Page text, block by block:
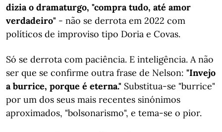
dizia o dramaturgo, "compra tudo, até amor
verdadeiro" - não se derrota em 2022 com
políticos de improviso tipo Doria e Covas.
Só se derrota com paciência. E inteligência. A não
ser que se confirme outra frase de Nelson: "Invejo
a burrice, porque é eterna." Substitua-se "burrice"
por um dos seus mais recentes sinónimos
aproximados, "bolsonarismo", e tema-se o pior.